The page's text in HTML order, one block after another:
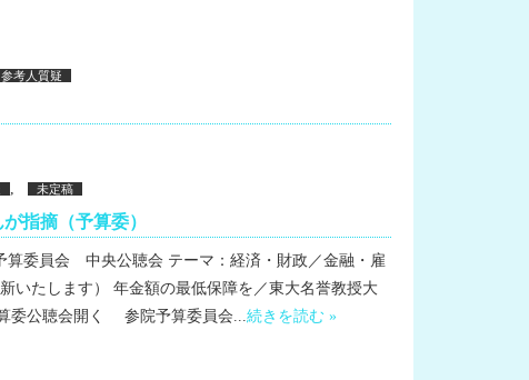
参考人質疑
未定稿
指摘（予算委）
算委員会 中央公聴会 テーマ：経済・財政／金融・雇
いたします） 年金額の最低保障を／東大名誉教授大
委公聴会開く 参院予算委員会... 続きを読む »